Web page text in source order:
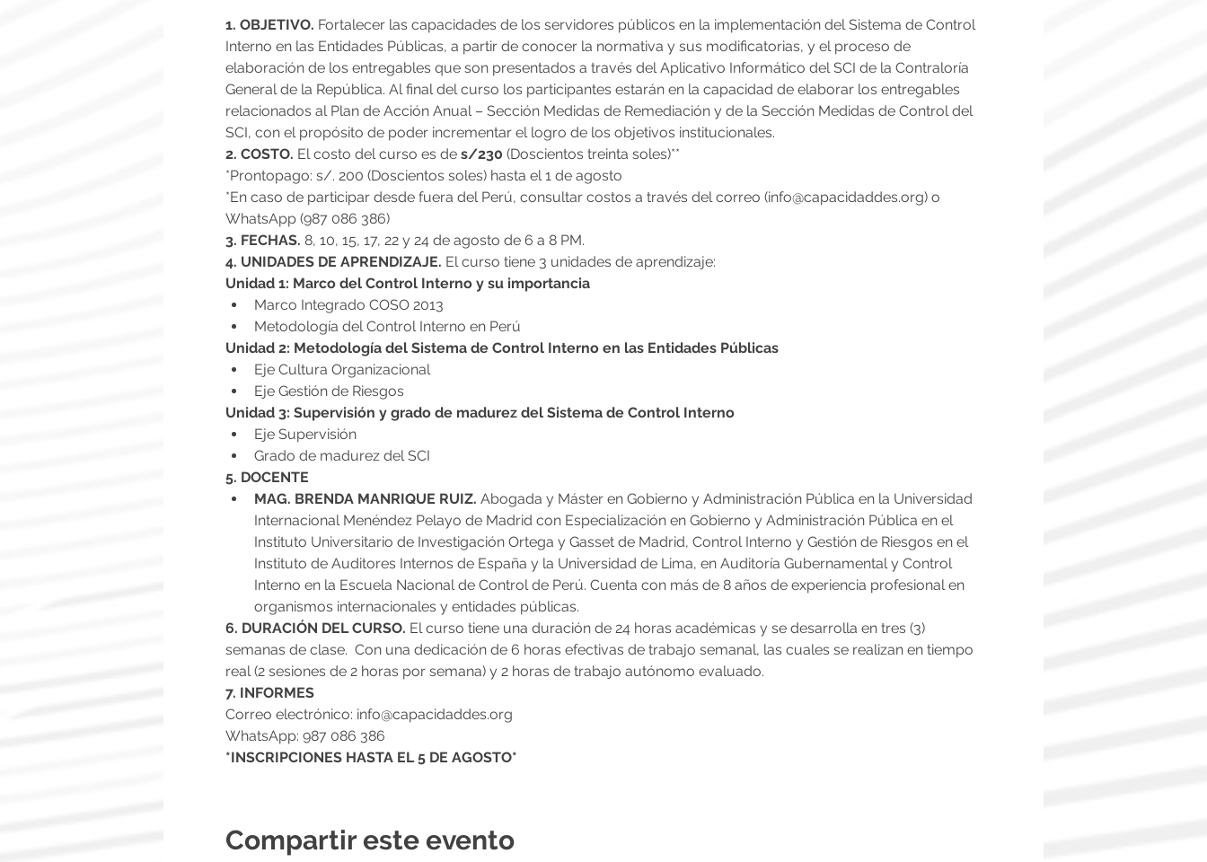
1. OBJETIVO. Fortalecer las capacidades de los servidores públicos en la implementación del Sistema de Control
Interno en las Entidades Públicas, a partir de conocer la normativa y sus modificatorias, y el proceso de
elaboración de los entregables que son presentados a través del Aplicativo Informático del SCI de la Contraloría
General de la República. Al final del curso los participantes estarán en la capacidad de elaborar los entregables
relacionados al Plan de Acción Anual – Sección Medidas de Remediación y de la Sección Medidas de Control del
SCI, con el propósito de poder incrementar el logro de los objetivos institucionales.
2. COSTO. El costo del curso es de s/230 (Doscientos treinta soles)**
*Prontopago: s/. 200 (Doscientos soles) hasta el 1 de agosto
*En caso de participar desde fuera del Perú, consultar costos a través del correo (info@capacidaddes.org) o
WhatsApp (987 086 386)
3. FECHAS. 8, 10, 15, 17, 22 y 24 de agosto de 6 a 8 PM.
4. UNIDADES DE APRENDIZAJE. El curso tiene 3 unidades de aprendizaje:
Unidad 1: Marco del Control Interno y su importancia
Marco Integrado COSO 2013
Metodología del Control Interno en Perú
Unidad 2: Metodología del Sistema de Control Interno en las Entidades Públicas
Eje Cultura Organizacional
Eje Gestión de Riesgos
Unidad 3: Supervisión y grado de madurez del Sistema de Control Interno
Eje Supervisión
Grado de madurez del SCI
5. DOCENTE
MAG. BRENDA MANRIQUE RUIZ. Abogada y Máster en Gobierno y Administración Pública en la Universidad
Internacional Menéndez Pelayo de Madrid con Especialización en Gobierno y Administración Pública en el
Instituto Universitario de Investigación Ortega y Gasset de Madrid, Control Interno y Gestión de Riesgos en el
Instituto de Auditores Internos de España y la Universidad de Lima, en Auditoría Gubernamental y Control
Interno en la Escuela Nacional de Control de Perú. Cuenta con más de 8 años de experiencia profesional en
organismos internacionales y entidades públicas.
6. DURACIÓN DEL CURSO. El curso tiene una duración de 24 horas académicas y se desarrolla en tres (3)
semanas de clase.  Con una dedicación de 6 horas efectivas de trabajo semanal, las cuales se realizan en tiempo
real (2 sesiones de 2 horas por semana) y 2 horas de trabajo autónomo evaluado.
7. INFORMES
Correo electrónico: info@capacidaddes.org
WhatsApp: 987 086 386
*INSCRIPCIONES HASTA EL 5 DE AGOSTO*
Compartir este evento